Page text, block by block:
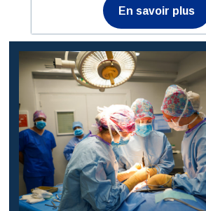
En savoir plus